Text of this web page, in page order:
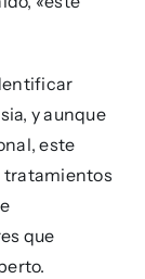
y aunque
este
tratamientos
que